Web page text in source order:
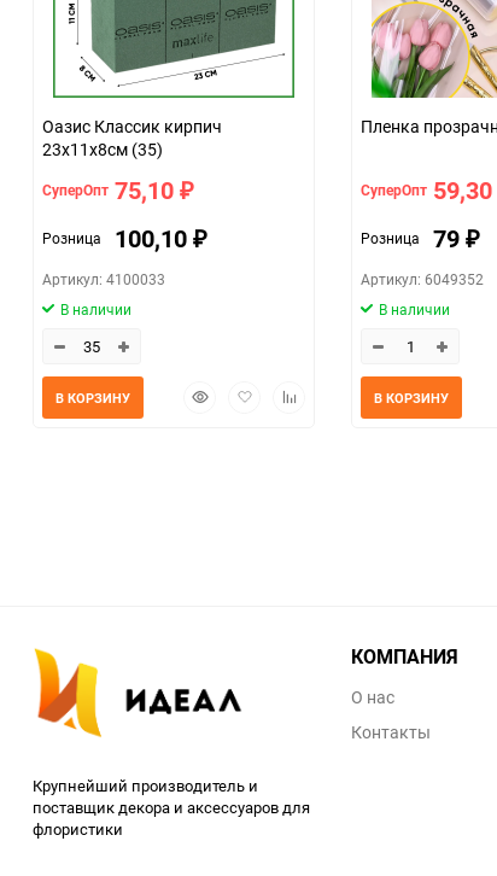
Оазис Классик кирпич
23х11х8см (35)
СуперОпт 75,10 ₽
Розница 100,10 ₽
Артикул: 4100033
В наличии
БыстрыйДобавитьДобавить
В КОРЗИНУ
СуперОпт 59,30
Розница 79 ₽
Артикул: 6049352
В наличии
В КОРЗИНУ
Крупнейший производитель и
поставщик декора и аксессуаров для
флористики
КОМПАНИЯ
О нас
Контакты